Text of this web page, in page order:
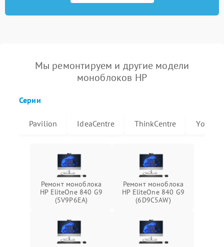
Мы ремонтируем и другие модели
моноблоков HP
Серии
Pavilion IdeaCentre ThinkCentre Yoga
Ремонт моноблока
HP EliteOne 840 G9
(5V9P6EA)
Ремонт моноблока
HP EliteOne 840 G9
(6D9C5AW)